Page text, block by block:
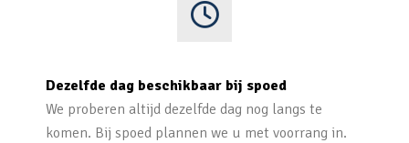
Dezelfde dag beschikbaar bij spoed
We proberen altijd dezelfde dag nog langs te
komen. Bij spoed plannen we u met voorrang in.